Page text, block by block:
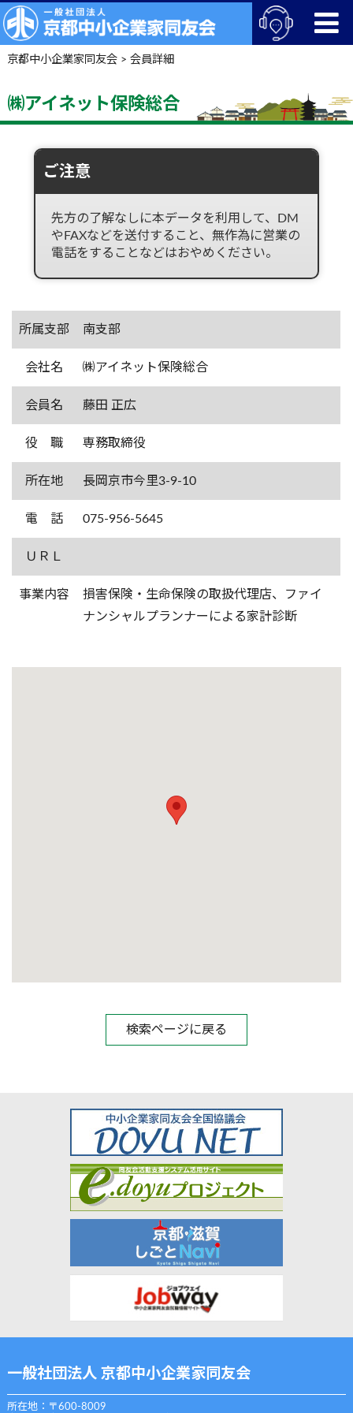
京都中小企業家同友会> 会員詳細
㈱アイネット保険総合
ご注意
先方の了解なしに本データを利用して、DM
やFAXなどを送付すること、無作為に営業の
電話をすることなどはおやめください。
所属支部 南支部
会社名 ㈱アイネット保険総合
会員名 藤田 正広
役 職 専務取締役
所在地 長岡京市今里3-9-10
電 話 075-956-5645
ＵＲＬ
事業内容
損害保険・生命保険の取扱代理店、ファイ
ナンシャルプランナーによる家計診断
検索ページに戻る
一般社団法人 京都中小企業家同友会
所在地：〒600-8009